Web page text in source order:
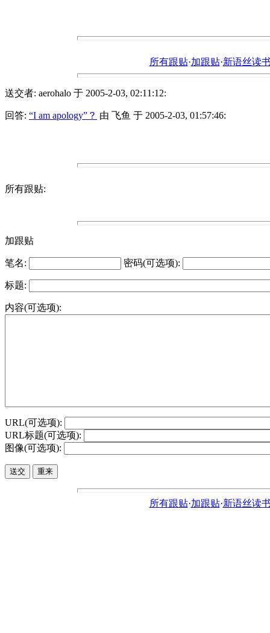
所有跟贴·加跟贴·新语丝读
送交者: aerohalo 于 2005-2-03, 02:11:12:
回答: “I am apology”？ 由 飞鱼 于 2005-2-03, 01:57:46:
所有跟贴:
加跟贴
笔名: 密码(可选项):
标题:
内容(可选项):
URL(可选项):
URL标题(可选项):
图像(可选项):
所有跟贴·加跟贴·新语丝读